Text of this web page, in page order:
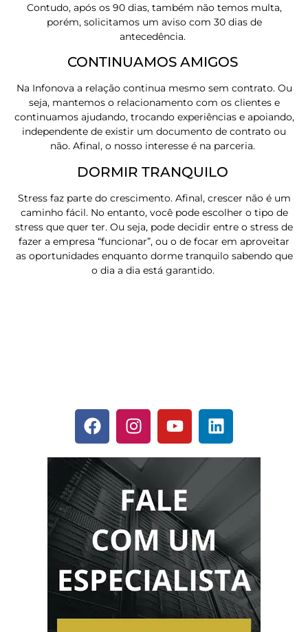
Contudo, após os 90 dias, também não temos multa,
porém, solicitamos um aviso com 30 dias de
antecedência.
CONTINUAMOS AMIGOS
Na Infonova a relação continua mesmo sem contrato. Ou
seja, mantemos o relacionamento com os clientes e
continuamos ajudando, trocando experiências e apoiando,
independente de existir um documento de contrato ou
não. Afinal, o nosso interesse é na parceria.
DORMIR TRANQUILO
Stress faz parte do crescimento. Afinal, crescer não é um
caminho fácil. No entanto, você pode escolher o tipo de
stress que quer ter. Ou seja, pode decidir entre o stress de
fazer a empresa “funcionar”, ou o de focar em aproveitar
as oportunidades enquanto dorme tranquilo sabendo que
o dia a dia está garantido.